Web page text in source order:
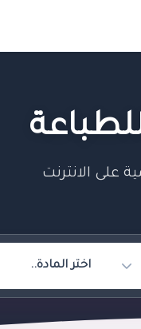
على الانترنت